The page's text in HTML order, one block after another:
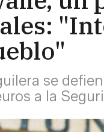
se
a la